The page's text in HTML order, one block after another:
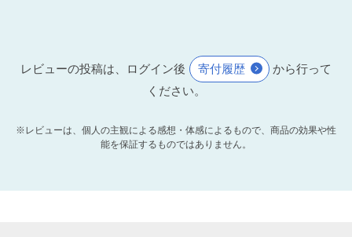
レビューの投稿は、ログイン後 寄付履歴
から行って
ください。
※レビューは、個人の主観による感想・体感によるもので、商品の効果や性
能を保証するものではありません。